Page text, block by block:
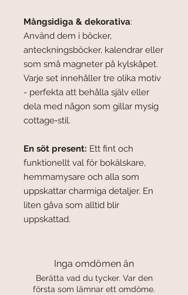
Mångsidiga & dekorativa:
Använd dem i böcker,
anteckningsböcker, kalendrar eller
som små magneter på kylskåpet.
Varje set innehåller tre olika motiv
- perfekta att behålla själv eller
dela med någon som gillar mysig
cottage‑stil.
En söt present: Ett fint och
funktionellt val för bokälskare,
hemmamysare och alla som
uppskattar charmiga detaljer. En
liten gåva som alltid blir
uppskattad.
Inga omdömen än
Berätta vad du tycker. Var den
första som lämnar ett omdöme.